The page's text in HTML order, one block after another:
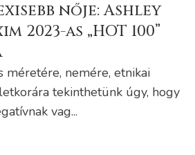
nője: Ashley
2023-as „HOT 100”
méretére, nemére, etnikai
tekinthetünk úgy, hogy
vag...